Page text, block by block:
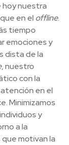
hoy nuestra
en el offline.
tiempo
emociones y
dista de la
, nuestro
con la
en el
Minimizamos
y
a la
motivan la